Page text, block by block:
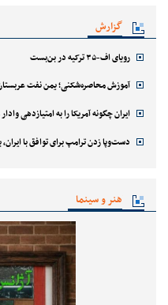
گزارش
رویای اف-۳۵ ترکیه در بن‌بست
آموزش محاصره‌شکنی؛ یمن نفت
ایران چگونه آمریکا را به امتیازدهی
دست‌وپا زدن ترامپ برای توافق با
هنر و سینما